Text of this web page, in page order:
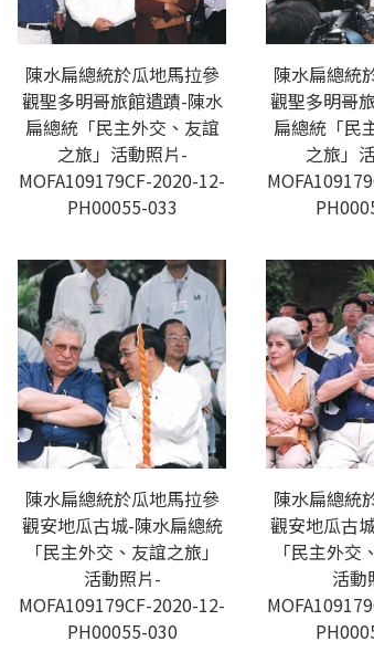
陳水扁總統於瓜地馬拉參
觀聖多明哥旅館遺蹟-陳水
扁總統「民主外交、友誼
之旅」活動照片-
MOFA109179CF-2020-12-
PH00055-033
陳水扁總統
觀聖多明哥
扁總統「民
之旅」
陳水扁總統於瓜地馬拉參
觀安地瓜古城-陳水扁總統
「民主外交、友誼之旅」
活動照片-
MOFA109179CF-2020-12-
PH00055-030
陳水扁總統
觀安地瓜古
「民主外交
活動